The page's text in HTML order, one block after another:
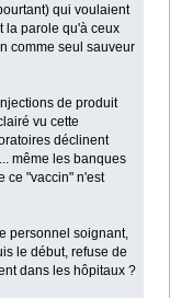
qui voulaient
la parole qu'à ceux
comme seul sauveur
de produit
vu cette
déclinent
même les banques
ce "vaccin" n'est
personnel soignant,
le début, refuse de
dans les hôpitaux ?